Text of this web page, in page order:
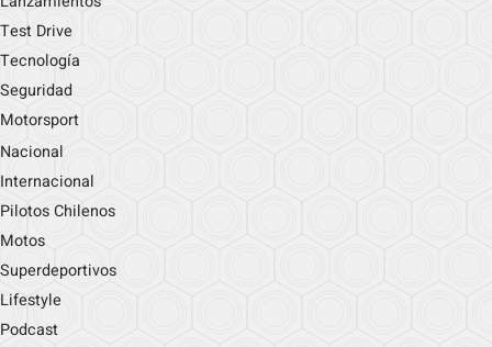
Test Drive
Tecnología
Seguridad
Motorsport
Nacional
Internacional
Pilotos Chilenos
Motos
Superdeportivos
Lifestyle
Podcast